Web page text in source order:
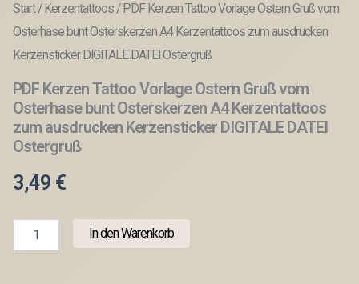
Start/ Kerzentattoos/ PDF Kerzen Tattoo Vorlage Ostern Gruß vom
Osterhase bunt Osterskerzen A4 Kerzentattoos zum ausdrucken
Kerzensticker DIGITALE DATEI Ostergruß
PDF Kerzen Tattoo Vorlage Ostern Gruß vom
Osterhase bunt Osterskerzen A4 Kerzentattoos
zum ausdrucken Kerzensticker DIGITALE DATEI
Ostergruß
3,49 €
Kerzen
In den Warenkorb